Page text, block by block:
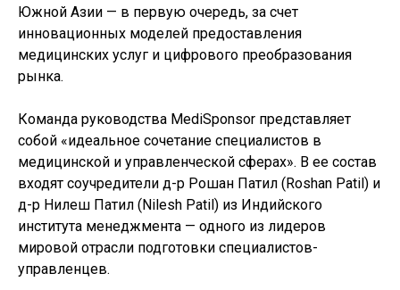
Южной Азии — в первую очередь, за счет
инновационных моделей предоставления
медицинских услуг и цифрового преобразования
рынка.
Команда руководства MediSponsor представляет
собой «идеальное сочетание специалистов в
медицинской и управленческой сферах». В ее состав
входят соучредители д-р Рошан Патил (Roshan Patil) и
д-р Нилеш Патил (Nilesh Patil) из Индийского
института менеджмента — одного из лидеров
мировой отрасли подготовки специалистов-
управленцев.